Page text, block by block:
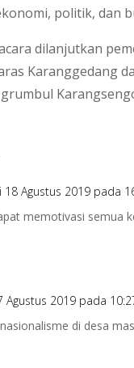
politik, dan
dilanjutkan
Karanggedang
18 Agustus 2019 pada
memotivasi semua
Agustus 2019 pada
di desa